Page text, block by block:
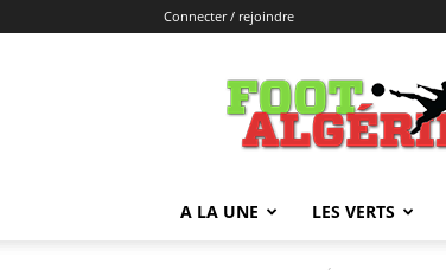
Connecter / rejoindre
A LA UNE LES VERTS